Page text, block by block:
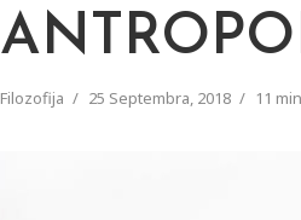
Filozofija 25 Septembra, 2018 11